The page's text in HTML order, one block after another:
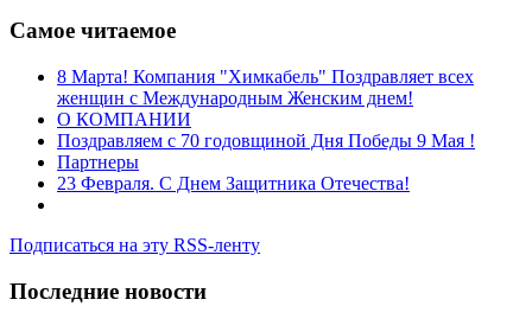
Самое читаемое
8 Марта! Компания "Химкабель" Поздравляет всех
женщин с Международным Женским днем!
О КОМПАНИИ
Поздравляем с 70 годовщиной Дня Победы 9 Мая !
Партнеры
23 Февраля. С Днем Защитника Отечества!
Подписаться на эту RSS-ленту
Последние новости